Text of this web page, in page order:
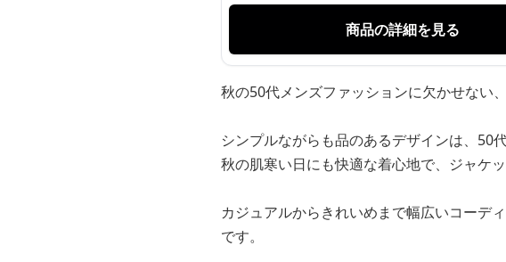
商品の詳細を見る
秋の50代メンズファッションに欠かせない
シンプルながらも品のあるデザインは、50
秋の肌寒い日にも快適な着心地で、ジャケ
カジュアルからきれいめまで幅広いコーデ
です。